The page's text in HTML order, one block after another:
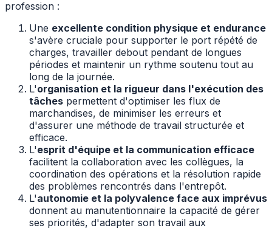
profession :
Une excellente condition physique et endurance
s'avère cruciale pour supporter le port répété de
charges, travailler debout pendant de longues
périodes et maintenir un rythme soutenu tout au
long de la journée.
L'organisation et la rigueur dans l'exécution des
tâches permettent d'optimiser les flux de
marchandises, de minimiser les erreurs et
d'assurer une méthode de travail structurée et
efficace.
L'esprit d'équipe et la communication efficace
facilitent la collaboration avec les collègues, la
coordination des opérations et la résolution rapide
des problèmes rencontrés dans l'entrepôt.
L'autonomie et la polyvalence face aux imprévus
donnent au manutentionnaire la capacité de gérer
ses priorités, d'adapter son travail aux